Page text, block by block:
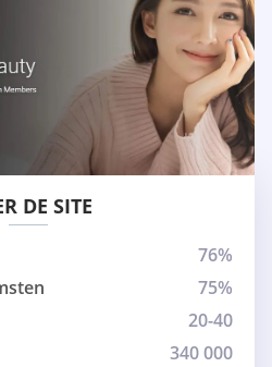
DE SITE
76%
75%
20-40
340 000